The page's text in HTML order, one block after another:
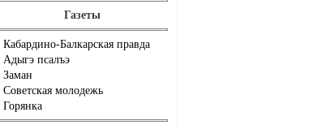
Газеты
Кабардино-Балкарская правда
Адыгэ псалъэ
Заман
Советская молодежь
Горянка